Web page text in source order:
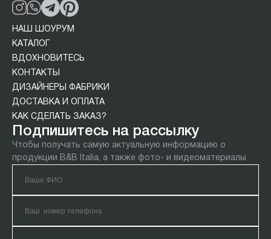
НАШ ШОУРУМ
КАТАЛОГ
ВДОХНОВИТЕСЬ
КОНТАКТЫ
ДИЗАЙНЕРЫ ФАБРИКИ
ДОСТАВКА И ОПЛАТА
КАК СДЕЛАТЬ ЗАКАЗ?
Подпишитесь на рассылку
Чтобы получать самую актуальную информацию о
продукции B&B Italia, а также фото- и видеоматериалы